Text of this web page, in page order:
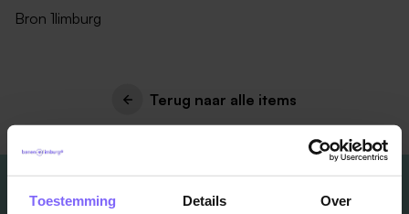
Toestemming Details Over
Bron 1limburg
Terug naar alle items